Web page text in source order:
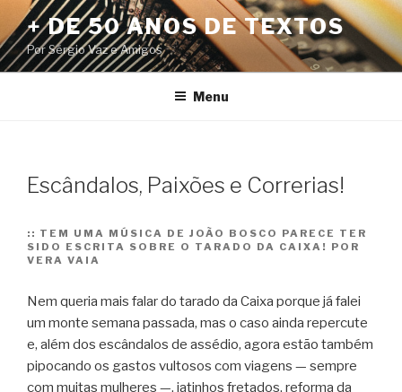
Pular
para
o
conteúdo
+ DE 50 ANOS DE TEXTOS
Por Sérgio Vaz e Amigos
Menu
Escândalos, Paixões e Correrias!
:: TEM UMA MÚSICA DE JOÃO BOSCO PARECE TER
SIDO ESCRITA SOBRE O TARADO DA CAIXA! POR
VERA VAIA
Nem queria mais falar do tarado da Caixa porque já falei
um monte semana passada, mas o caso ainda repercute
e, além dos escândalos de assédio, agora estão também
pipocando os gastos vultosos com viagens — sempre
com muitas mulheres —, jatinhos fretados, reforma da